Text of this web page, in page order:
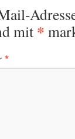
mit *
*